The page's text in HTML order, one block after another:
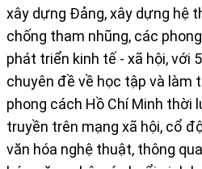
xây dựng Đảng, xây dựng hệ
chống tham nhũng, các
phát triển kinh tế - xã hội, với
chuyên đề về học tập và
phong cách Hồ Chí Minh thời
truyền trên mạng xã hội, cổ
văn hóa nghệ thuật, thông